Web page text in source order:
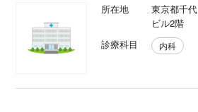
所在地
東京都千
ビル2階
診療科目
内科